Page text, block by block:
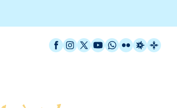
Facebook
Instagram
X / Twitter
YouTube
WhatsApp
FlickrRadio